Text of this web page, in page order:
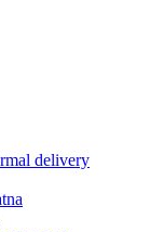
delivery